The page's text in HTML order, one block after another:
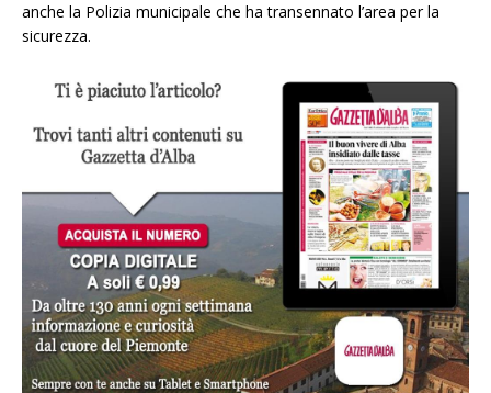
anche la Polizia municipale che ha transennato l’area per la
sicurezza.